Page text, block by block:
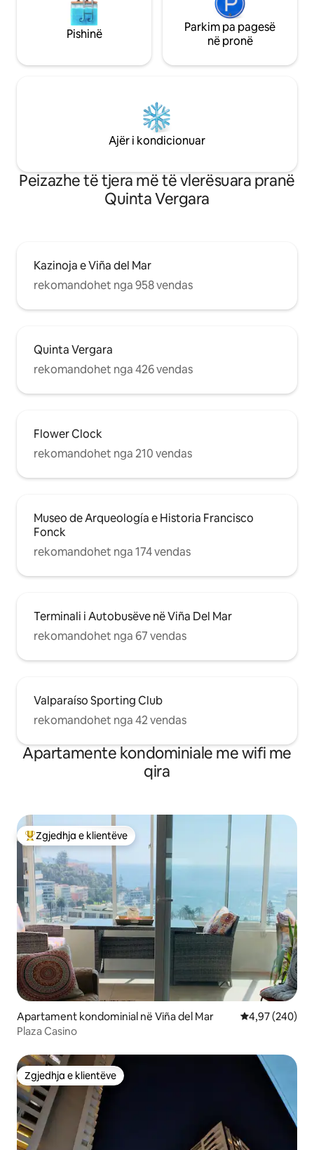
Pishinë
Parkim pa pagesë
në pronë
Ajër i kondicionuar
Peizazhe të tjera më të vlerësuara pranë
Quinta Vergara
Kazinoja e Viña del Mar
rekomandohet nga 958 vendas
Quinta Vergara
rekomandohet nga 426 vendas
Flower Clock
rekomandohet nga 210 vendas
Museo de Arqueología e Historia Francisco
Fonck
rekomandohet nga 174 vendas
Terminali i Autobusëve në Viña Del Mar
rekomandohet nga 67 vendas
Valparaíso Sporting Club
rekomandohet nga 42 vendas
Apartamente kondominiale me wifi me
qira
Më të mirat e zgjedhjeve të klientëve
Zgjedhja e klientëve
Apartament kondominial në Viña del Mar Vlerësimi
4,97 (240)
Plaza Casino
Zgjedhja e klientëve
Zgjedhja e klientëve